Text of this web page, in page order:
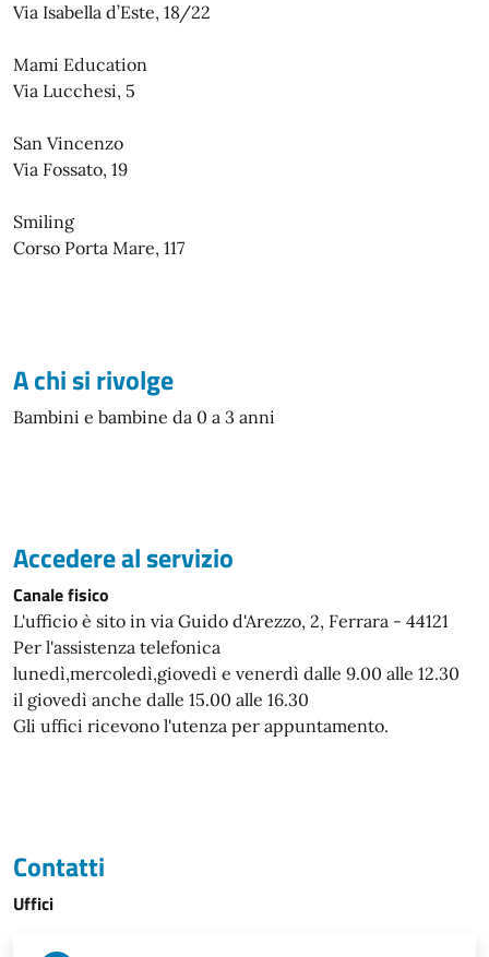
Via Isabella d’Este, 18/22
Mami Education
Via Lucchesi, 5
San Vincenzo
Via Fossato, 19
Smiling
Corso Porta Mare, 117
A chi si rivolge
Bambini e bambine da 0 a 3 anni
Accedere al servizio
Canale fisico
L'ufficio è sito in via Guido d'Arezzo, 2, Ferrara - 44121
Per l'assistenza telefonica
lunedì,mercoledì,giovedì e venerdì dalle 9.00 alle 12.30
il giovedì anche dalle 15.00 alle 16.30
Gli uffici ricevono l'utenza per appuntamento.
Contatti
Uffici